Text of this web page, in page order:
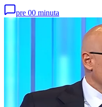
pre 00 minuta